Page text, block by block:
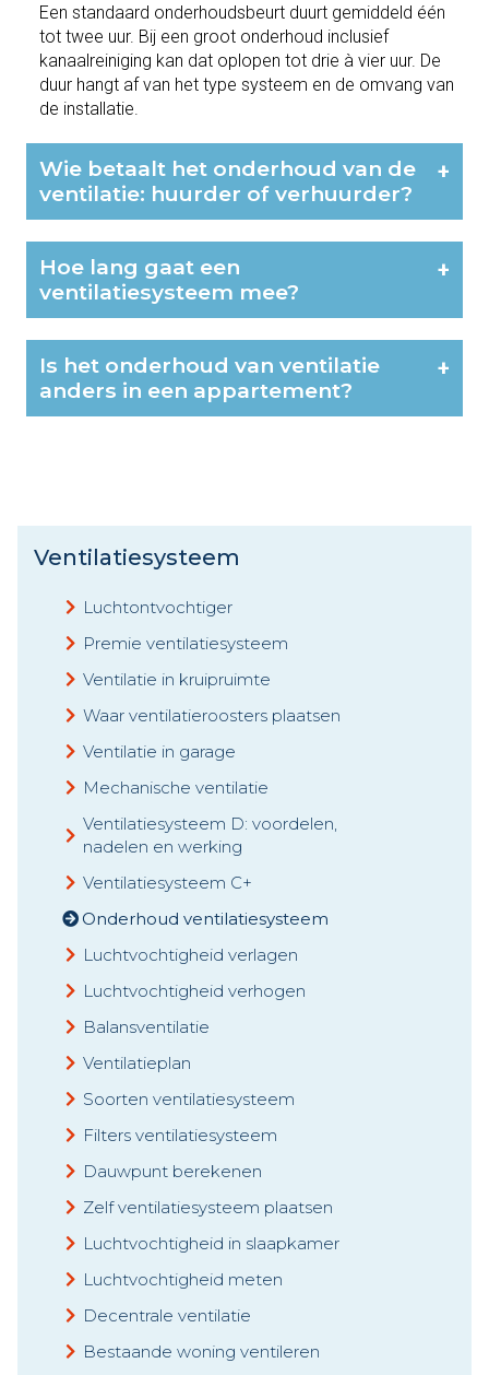
Een standaard onderhoudsbeurt duurt gemiddeld één
tot twee uur. Bij een groot onderhoud inclusief
kanaalreiniging kan dat oplopen tot drie à vier uur. De
duur hangt af van het type systeem en de omvang van
de installatie.
Wie betaalt het onderhoud van de
ventilatie: huurder of verhuurder?
+
Hoe lang gaat een
ventilatiesysteem mee?
+
Is het onderhoud van ventilatie
anders in een appartement?
+
Ventilatiesysteem
Luchtontvochtiger
Premie ventilatiesysteem
Ventilatie in kruipruimte
Waar ventilatieroosters plaatsen
Ventilatie in garage
Mechanische ventilatie
Ventilatiesysteem D: voordelen,
nadelen en werking
Ventilatiesysteem C+
Onderhoud ventilatiesysteem
Luchtvochtigheid verlagen
Luchtvochtigheid verhogen
Balansventilatie
Ventilatieplan
Soorten ventilatiesysteem
Filters ventilatiesysteem
Dauwpunt berekenen
Zelf ventilatiesysteem plaatsen
Luchtvochtigheid in slaapkamer
Luchtvochtigheid meten
Decentrale ventilatie
Bestaande woning ventileren